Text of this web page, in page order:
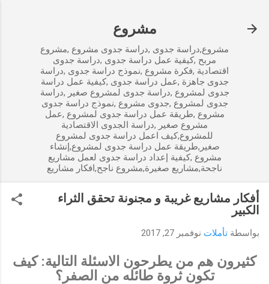
مشروع
مشروع,دراسة جدوى ,دراسة جدوى مشروع ,مشروع
مربح ,كيفية عمل دراسة جدوى ,دراسة جدوى
اقتصادية ,فكرة مشروع ,نموذج دراسة جدوى ,دراسة
جدوى جاهزة ,عمل دراسة جدوى ,كيفية عمل دراسة
جدوى لمشروع ,دراسة جدوى لمشروع صغير ,دراسة
جدوى لمشروع ,جدوى مشروع ,نموذج دراسة جدوى
مشروع ,طريقة عمل دراسة جدوى لمشروع ,عمل
مشروع صغير ,دراسة الجدوى الاقتصادية
للمشروع,كيف اعمل دراسة جدوى لمشروع
صغير,طريقة عمل دراسة جدوى لمشروع,إنشاء
مشروع ,كيفية إعداد دراسة جدوى لعمل مشاريع
ناجحة,مشاريع صغيرة,مشروع ناجح,افكار مشاريع
أفكار مشاريع غريبة و مجنونة تحقق الثراء
الكبير
بواسطة تأملات نوفمبر 27, 2017
كثيرون هم من يطرحون الاسئلة التالية: كيف
تكون ثروة طائله من الصفر؟